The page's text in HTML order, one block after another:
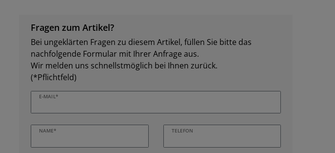
Fragen zum Artikel?
Bei ungeklärten Fragen zu diesem Artikel, füllen Sie bitte das
nachfolgende Formular mit Ihrer Anfrage aus.
Wir melden uns schnellstmöglich bei Ihnen zurück.
(*Pflichtfeld)
E-MAIL*
NAME* TELEFON